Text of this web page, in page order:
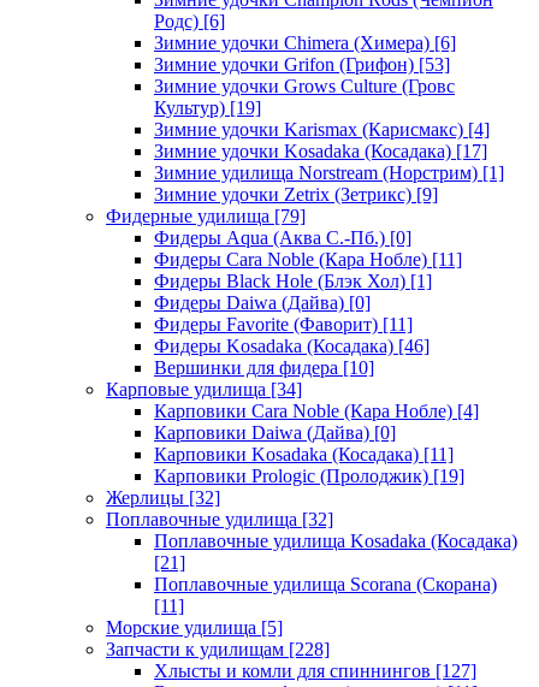
Родс) [6]
Зимние удочки Chimera (Химера) [6]
Зимние удочки Grifon (Грифон) [53]
Зимние удочки Grows Culture (Гровс
Культур) [19]
Зимние удочки Karismax (Карисмакс) [4]
Зимние удочки Kosadaka (Косадака) [17]
Зимние удилища Norstream (Норстрим) [1]
Зимние удочки Zetrix (Зетрикс) [9]
Фидерные удилища [79]
Фидеры Aqua (Аква С.-Пб.) [0]
Фидеры Cara Noble (Кара Нобле) [11]
Фидеры Black Hole (Блэк Хол) [1]
Фидеры Daiwa (Дайва) [0]
Фидеры Favorite (Фаворит) [11]
Фидеры Kosadaka (Косадака) [46]
Вершинки для фидера [10]
Карповые удилища [34]
Карповики Cara Noble (Кара Нобле) [4]
Карповики Daiwa (Дайва) [0]
Карповики Kosadaka (Косадака) [11]
Карповики Prologic (Пролоджик) [19]
Жерлицы [32]
Поплавочные удилища [32]
Поплавочные удилища Kosadaka (Косадака)
[21]
Поплавочные удилища Scorana (Скорана)
[11]
Морские удилища [5]
Запчасти к удилищам [228]
Хлысты и комли для спиннингов [127]